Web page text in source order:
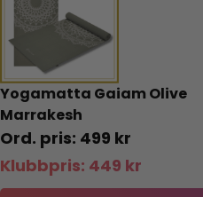
Yogamatta Gaiam Olive
Marrakesh
499 kr
Klubbpris: 449 kr